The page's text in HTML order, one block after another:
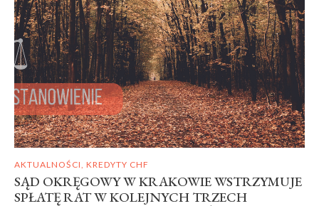
AKTUALNOŚCI KREDYTY CHF
SĄD OKRĘGOWY W KRAKOWIE WSTRZYMUJE
SPŁATĘ RAT W KOLEJNYCH TRZECH